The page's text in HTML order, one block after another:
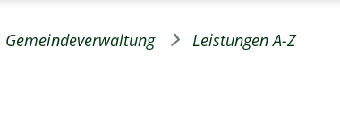
Gemeindeverwaltung Leistungen A-Z